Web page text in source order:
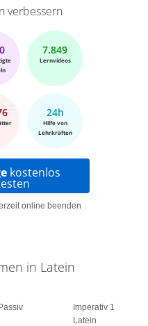
verbessern
7.849
Lernvideos
24h
Hilfe von
Lehrkräften
kostenlos
online beenden
in Latein
Imperativ 1
Latein